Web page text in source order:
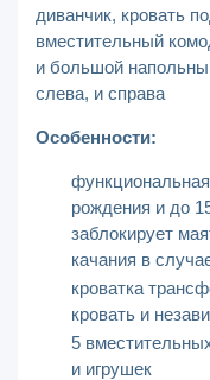
диванчик, кровать
вместительный
и большой
слева, и справа
Особенности:
рождения и до
заблокирует
качания в
кроватка
кровать и
5
и игрушек